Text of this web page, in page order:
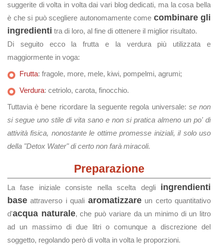
suggerite di volta in volta dai vari blog dedicati, ma la cosa bella
è che si può scegliere autonomamente come combinare gli
ingredienti tra di loro, al fine di ottenere il miglior risultato.
Di seguito ecco la frutta e la verdura più utilizzata e
maggiormente in voga:
Frutta: fragole, more, mele, kiwi, pompelmi, agrumi;
Verdura: cetriolo, carota, finocchio.
Tuttavia è bene ricordare la seguente regola universale: se non
si segue uno stile di vita sano e non si pratica almeno un po' di
attività fisica, nonostante le ottime promesse iniziali, il solo uso
della "Detox Water" di certo non farà miracoli.
Preparazione
La fase iniziale consiste nella scelta degli ingrendienti
base attraverso i quali aromatizzareun certo quantitativo
d'acqua naturale, che può variare da un minimo di un litro
ad un massimo di due litri o comunque a discrezione del
soggetto, regolando però di volta in volta le proporzioni.